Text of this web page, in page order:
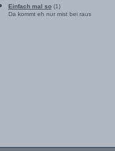
Einfach mal so(1)
Da kommt eh nur mist bei raus